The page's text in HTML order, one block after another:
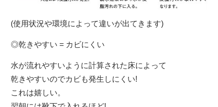
(使用状況や環境によって違いが出てきます)
◎乾きやすい = カビにくい
水が流れやすいように計算された床によって
乾きやすいのでカビも発生しにくい!
これは嬉しい。